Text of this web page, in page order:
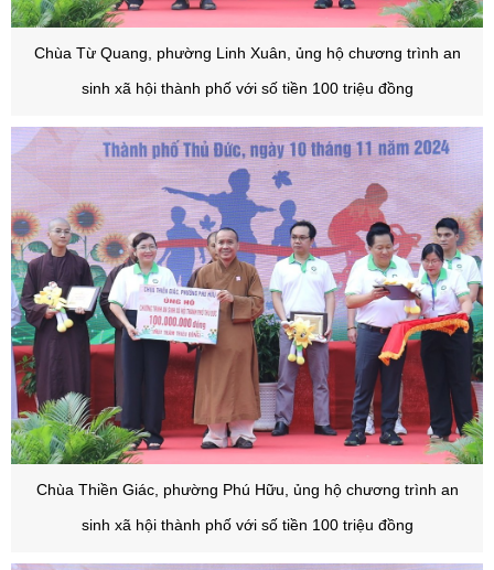
Chùa Từ Quang, phường Linh Xuân, ủng hộ chương trình an
sinh xã hội thành phố với số tiền 100 triệu đồng
Chùa Thiền Giác, phường Phú Hữu, ủng hộ chương trình an
sinh xã hội thành phố với số tiền 100 triệu đồng